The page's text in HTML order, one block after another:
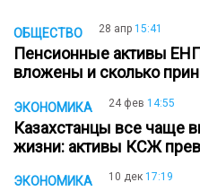
ОБЩЕСТВО 28 апр 15:41
Пенсионные активы
вложены и сколько
ЭКОНОМИКА 24 фев 14:55
Казахстанцы все чаще
жизни: активы КСЖ
ЭКОНОМИКА 10 дек 17:19